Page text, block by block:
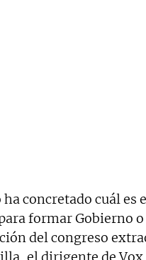
ha concretado cuál es
formar Gobierno o
del congreso
el dirigente de